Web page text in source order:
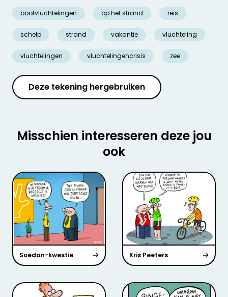
bootvluchtelingen op het strand reis
schelp strand vakantie vluchteling
vluchtelingen vluchtelingencrisis zee
Deze tekening hergebruiken
Misschien interesseren deze jou
ook
Soedan-kwestie Kris Peeters